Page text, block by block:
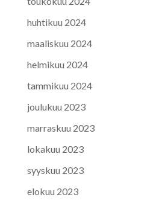
huhtikuu 2024
maaliskuu 2024
helmikuu 2024
tammikuu 2024
joulukuu 2023
marraskuu 2023
lokakuu 2023
syyskuu 2023
elokuu 2023